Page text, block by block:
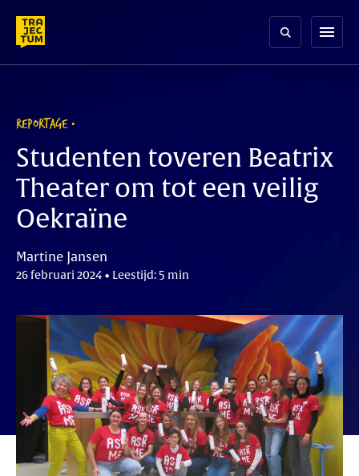
content
menu
REPORTAGE
Studenten toveren Beatrix
Theater om tot een veilig
Oekraïne
Martine Jansen
26 februari 2024 • Leestijd: 5 min